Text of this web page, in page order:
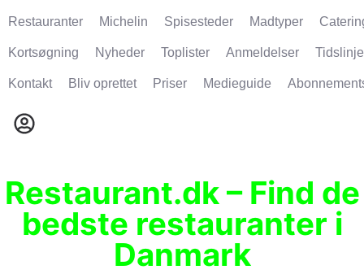
Restauranter Michelin Spisesteder Madtyper
Kortsøgning Nyheder Toplister Anmeldelser Tidslinje
Kontakt Bliv oprettet Priser Medieguide
Restaurant.dk – Find de
bedste restauranter i
Danmark